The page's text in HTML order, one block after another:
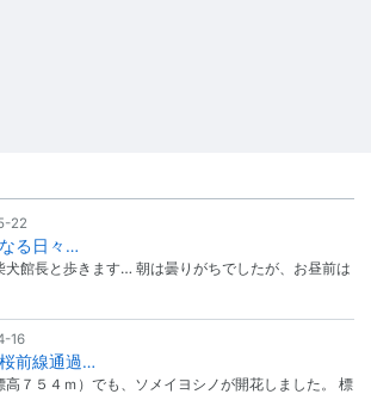
22
る日々…
犬館長と歩きます… 朝は曇りがちでしたが、お昼前は
16
前線通過…
高７５４ｍ）でも、ソメイヨシノが開花しました。 標